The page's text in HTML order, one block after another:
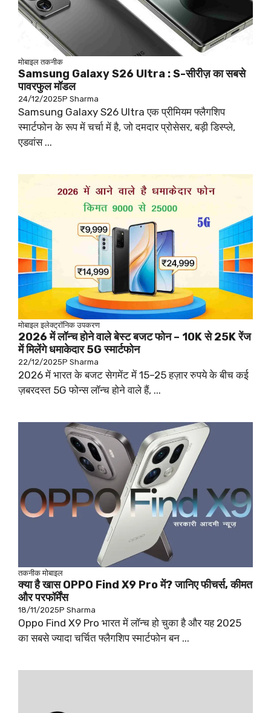
मोबाइल तकनीक
Samsung Galaxy S26 Ultra : S-सीरीज़ का सबसे
पावरफुल मॉडल
24/12/2025P Sharma
Samsung Galaxy S26 Ultra एक प्रीमियम फ्लैगशिप
स्मार्टफोन के रूप में चर्चा में है, जो दमदार प्रोसेसर, बड़ी डिस्प्ले,
एडवांस ...
मोबाइल इलेक्ट्रॉनिक उपकरण
2026 में लॉन्च होने वाले बेस्ट बजट फोन – 10K से 25K रेंज
में मिलेंगे धमाकेदार 5G स्मार्टफोन
22/12/2025P Sharma
2026 में भारत के बजट सेगमेंट में 15–25 हज़ार रुपये के बीच कई
ज़बरदस्त 5G फोन्स लॉन्च होने वाले हैं, ...
तकनीक मोबाइल
क्या है खास OPPO Find X9 Pro में? जानिए फीचर्स, कीमत
और परफॉर्मेंस
18/11/2025P Sharma
Oppo Find X9 Pro भारत में लॉन्च हो चुका है और यह 2025
का सबसे ज्यादा चर्चित फ्लैगशिप स्मार्टफोन बन ...